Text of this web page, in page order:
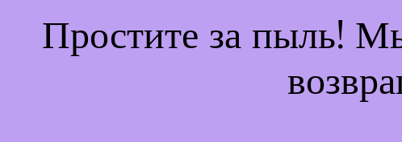
Простите за пыль!